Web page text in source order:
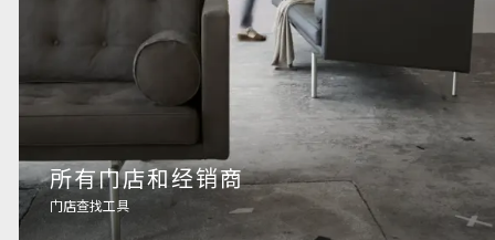
所有门店和经销商
门店查找工具